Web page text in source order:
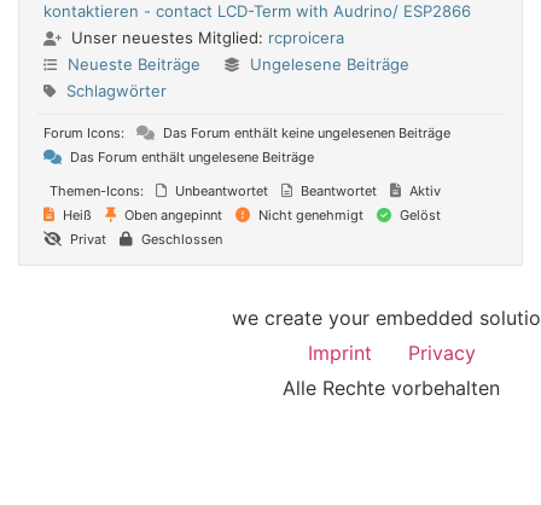
kontaktieren - contact LCD-Term with Audrino/ ESP2866
Unser neuestes Mitglied: rcproicera
Neueste Beiträge
Ungelesene Beiträge
Schlagwörter
Forum Icons:
Das Forum enthält keine ungelesenen Beiträge
Das Forum enthält ungelesene Beiträge
Themen-Icons:
Unbeantwortet Beantwortet
Aktiv
Heiß
Oben angepinnt Nicht genehmigt
Gelöst
Privat
Geschlossen
we create your embedded
Imprint
Privacy
Alle Rechte vorbehalten